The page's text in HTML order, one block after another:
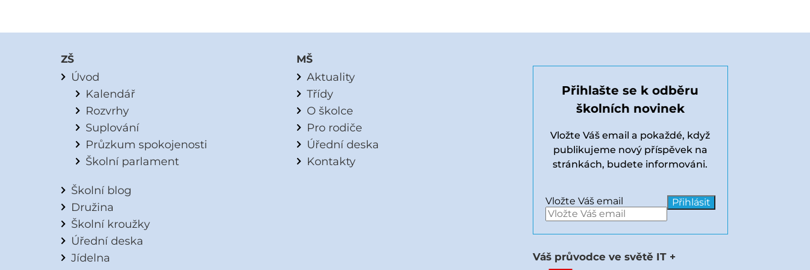
ZŠ
Úvod
Kalendář
Rozvrhy
Suplování
Průzkum spokojenosti
Školní parlament
Školní blog
Družina
Školní kroužky
Úřední deska
Jídelna
MŠ
Aktuality
Třídy
O školce
Pro rodiče
Úřední deska
Kontakty
Přihlašte se k odběru
školních novinek
Vložte Váš email a pokaždé, když
publikujeme nový příspěvek na
stránkách, budete informováni.
Vložte Váš email
Váš průvodce ve světě IT +